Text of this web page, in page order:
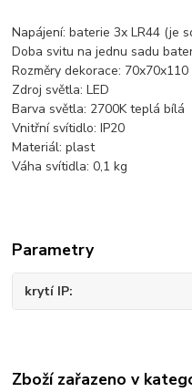
Napájení: baterie 3x LR44 (je
Doba svitu na jednu sadu
Rozměry dekorace: 70x70x110
Zdroj světla: LED
Barva světla: 2700K teplá bílá
Vnitřní svítidlo: IP20
Materiál: plast
Váha svítidla: 0,1 kg
Parametry
krytí IP
Zboží zařazeno v